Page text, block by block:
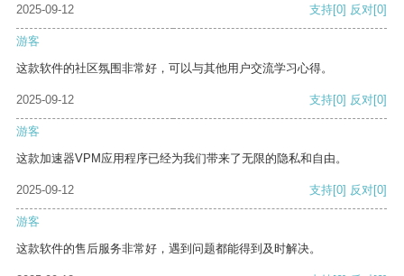
2025-09-12
支持[0] 反对[0]
游客
这款软件的社区氛围非常好，可以与其他用户交流学习心得。
2025-09-12 支持[0] 反对[0]
游客
这款加速器VPM应用程序已经为我们带来了无限的隐私和自由。
2025-09-12 支持[0] 反对[0]
游客
这款软件的售后服务非常好，遇到问题都能得到及时解决。